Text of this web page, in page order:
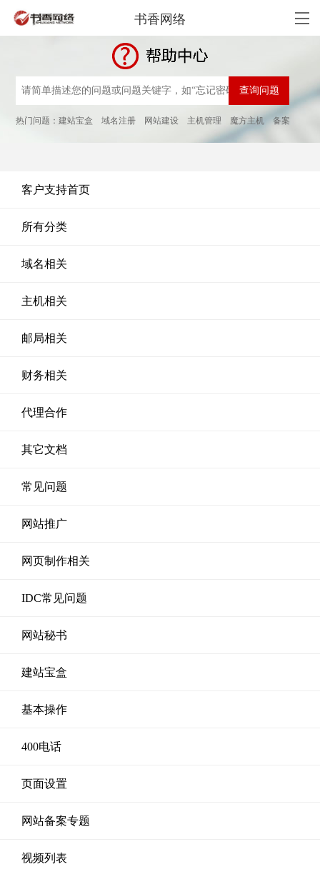
书香网络
热门问题：建站宝盒 域名注册 网站建设 主机管理 魔方主机 备案
客户支持首页
所有分类
域名相关
主机相关
邮局相关
财务相关
代理合作
其它文档
常见问题
网站推广
网页制作相关
IDC常见问题
网站秘书
建站宝盒
基本操作
400电话
页面设置
网站备案专题
视频列表